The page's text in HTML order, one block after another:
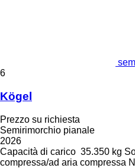
6
Kögel
Prezzo su richiesta
Semirimorchio pianale
2026
Capacità di carico 35.350 kg
compressa/ad aria compressa